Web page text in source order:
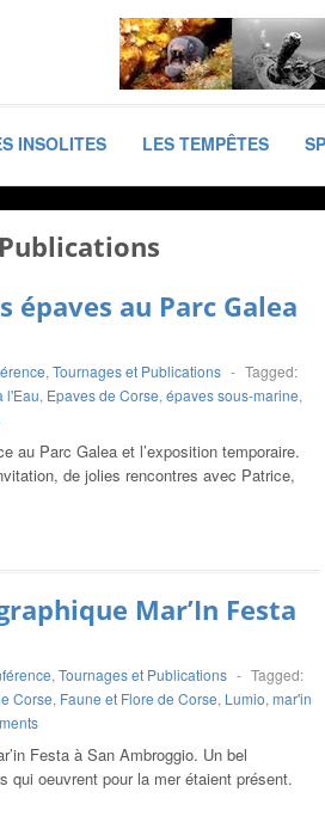
INSOLITES LES TEMPÊTES
épaves au Parc Galea
, Tournages et Publications - Tagged:
l'Eau, Epaves de Corse, épaves sous-marine,
au Parc Galea et l’exposition temporaire.
de jolies rencontres avec Patrice,
Mar’In Festa
, Tournages et Publications - Tagged:
Corse, Faune et Flore de Corse, Lumio, mar'in
Festa à San Ambroggio. Un bel
qui oeuvrent pour la mer étaient présent.